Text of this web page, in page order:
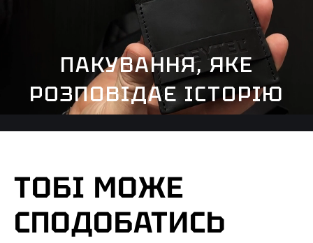
ПАКУВАННЯ, ЯКЕ
РОЗПОВІДАЄ ІСТОРІЮ
ТОБІ МОЖЕ
СПОДОБАТИСЬ